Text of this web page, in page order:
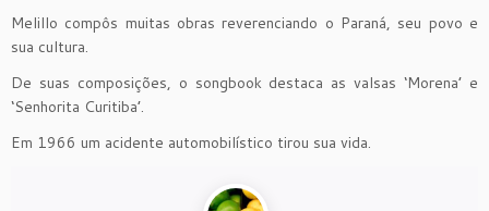
Melillo compôs muitas obras reverenciando o Paraná, seu povo e
sua cultura.
De suas composições, o songbook destaca as valsas ‘Morena’ e
‘Senhorita Curitiba’.
Em 1966 um acidente automobilístico tirou sua vida.